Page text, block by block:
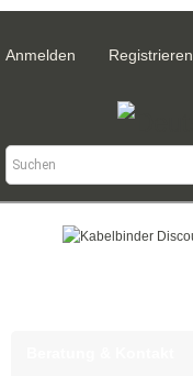
Anmelden Registrieren